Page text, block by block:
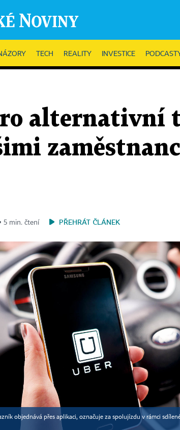
TECH REALITY INVESTICE
alternativní
5 min. čtení PŘEHRÁT ČLÁNEK
objednává přes aplikaci, označuje za spolujízdu v rámci